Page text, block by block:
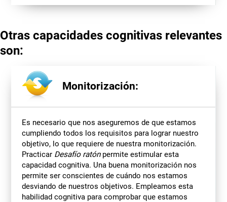
Otras capacidades cognitivas relevantes
son:
Monitorización:
Es necesario que nos aseguremos de que estamos
cumpliendo todos los requisitos para lograr nuestro
objetivo, lo que requiere de nuestra monitorización.
Practicar Desafío ratónpermite estimular esta
capacidad cognitiva. Una buena monitorización nos
permite ser conscientes de cuándo nos estamos
desviando de nuestros objetivos. Empleamos esta
habilidad cognitiva para comprobar que estamos